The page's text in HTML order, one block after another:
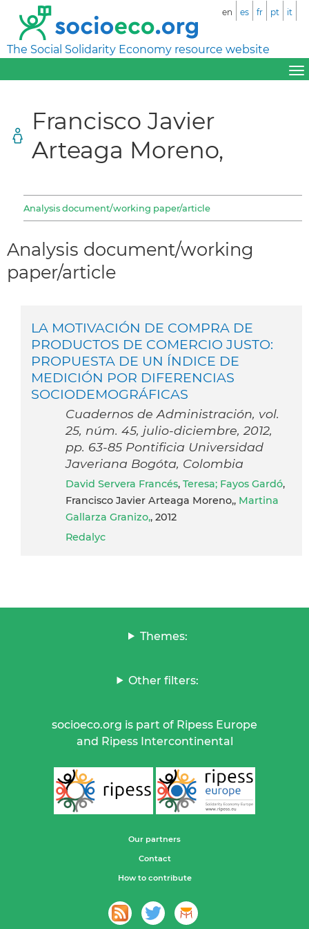
The Social Solidarity Economy resource website
en es fr pt it
Francisco Javier
Arteaga Moreno,
Analysis document/working paper/article
Analysis document/working
paper/article
LA MOTIVACIÓN DE COMPRA DE
PRODUCTOS DE COMERCIO JUSTO:
PROPUESTA DE UN ÍNDICE DE
MEDICIÓN POR DIFERENCIAS
SOCIODEMOGRÁFICAS
Cuadernos de Administración, vol.
25, núm. 45, julio-diciembre, 2012,
pp. 63-85 Pontificia Universidad
Javeriana Bogóta, Colombia
David Servera Francés, Teresa; Fayos Gardó,
Francisco Javier Arteaga Moreno,, Martina
Gallarza Granizo,, 2012
Redalyc
Themes:
Other filters:
socioeco.org is part of Ripess Europe
and Ripess Intercontinental
Our partners
Contact
How to contribute